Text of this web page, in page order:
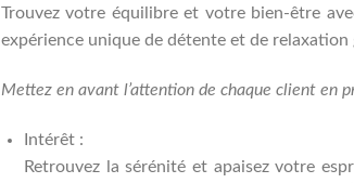
Trouvez votre équilibre et votre bien-être
expérience unique de détente et de
Mettez en avant l’attention de chaque client en
Intérêt :
Retrouvez la sérénité et apaisez votre